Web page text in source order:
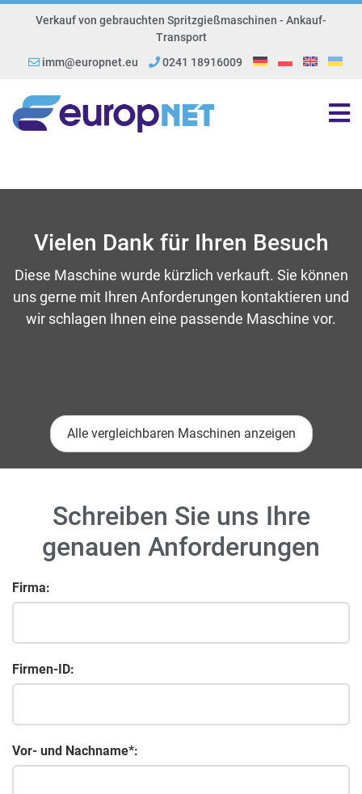
Verkauf von gebrauchten Spritzgießmaschinen - Ankauf-
Transport
imm@europnet.eu
0241 18916009
Vielen Dank für Ihren Besuch
Diese Maschine wurde kürzlich verkauft. Sie können
uns gerne mit Ihren Anforderungen kontaktieren und
wir schlagen Ihnen eine passende Maschine vor.
Alle vergleichbaren Maschinen anzeigen
Schreiben Sie uns Ihre
genauen Anforderungen
Firma:
Firmen-ID:
Vor- und Nachname*: